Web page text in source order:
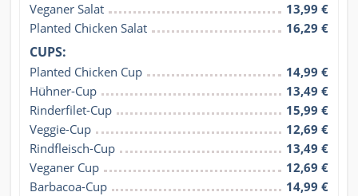
Veganer Salat
13,99 €
Planted Chicken Salat
16,29 €
CUPS:
Planted Chicken Cup
14,99 €
Hühner-Cup
13,49 €
Rinderfilet-Cup
15,99 €
Veggie-Cup
12,69 €
Rindfleisch-Cup
13,49 €
Veganer Cup
12,69 €
Barbacoa-Cup
14,99 €